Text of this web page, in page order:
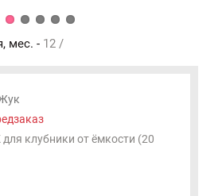
мес. - 12 /
клубники от ёмкости (20